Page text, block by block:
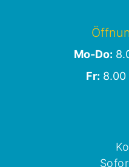
Mo-Do:
Fr: 8.00